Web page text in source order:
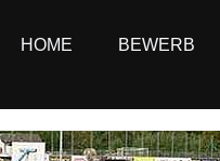
HOME BEWERB